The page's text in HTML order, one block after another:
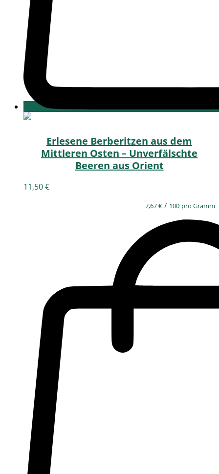
Erlesene Berberitzen aus dem
Mittleren Osten – Unverfälschte
Beeren aus Orient
11,50€
7,67€ / 100 pro Gramm